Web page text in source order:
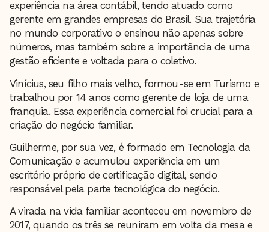
experiência na área contábil, tendo atuado como
gerente em grandes empresas do Brasil. Sua trajetória
no mundo corporativo o ensinou não apenas sobre
números, mas também sobre a importância de uma
gestão eficiente e voltada para o coletivo.
Vinícius, seu filho mais velho, formou-se em Turismo e
trabalhou por 14 anos como gerente de loja de uma
franquia. Essa experiência comercial foi crucial para a
criação do negócio familiar.
Guilherme, por sua vez, é formado em Tecnologia da
Comunicação e acumulou experiência em um
escritório próprio de certificação digital, sendo
responsável pela parte tecnológica do negócio.
A virada na vida familiar aconteceu em novembro de
2017, quando os três se reuniram em volta da mesa e